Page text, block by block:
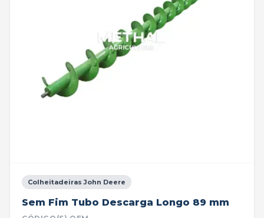
Colheitadeiras John Deere
Sem Fim Tubo Descarga Longo 89 mm